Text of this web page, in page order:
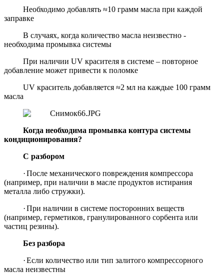
Необходимо добавлять ≈10 грамм масла при каждой
заправке
В случаях, когда количество масла неизвестно -
необходима промывка системы
При наличии UV красителя в системе – повторное
добавление может привести к поломке
UV краситель добавляется ≈2 мл на каждые 100 грамм
масла
Когда необходима промывка контура системы
кондиционирования?
С разбором
·После механического повреждения компрессора
(например, при наличии в масле продуктов истирания
металла либо стружки).
·При наличии в системе посторонних веществ
(например, герметиков, гранулированного сорбента или
частиц резины).
Без разбора
·Если количество или тип залитого компрессорного
масла неизвестны